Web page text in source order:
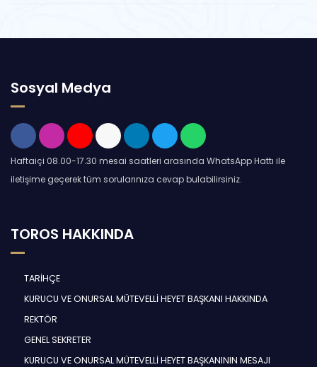
Sosyal Medya
Haftaiçi 08.00-17.30 mesai saatleri arasında WhatsApp Hattı ile
iletişime geçerek tüm sorularınıza cevap bulabilirsiniz.
TOROS HAKKINDA
TARİHÇE
KURUCU VE ONURSAL MÜTEVELLİ HEYET BAŞKANI HAKKINDA
REKTÖR
GENEL SEKRETER
KURUCU VE ONURSAL MÜTEVELLİ HEYET BAŞKANININ MESAJI